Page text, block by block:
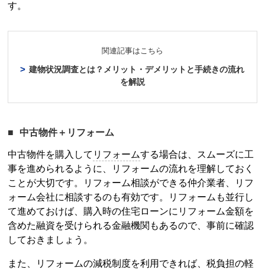
す。
関連記事はこちら
建物状況調査とは？メリット・デメリットと手続きの流れ
を解説
中古物件＋ リフォーム
中古物件を購入して リフォームする場合は、スムーズに工
事を進められるように、
リフォームの流れを理解しておく
ことが大切です。
リフォーム相談ができる仲介業者、
リフ
ォーム会社に相談するのも有効です。 リフォーム も並行し
て進めておけば、購入時の住宅ローンに リフォーム金額を
含めた融資を受けられる金融機関もあるので、事前に確認
しておきましょう。
また、 リフォームの減税制度を利用できれば、税負担の軽